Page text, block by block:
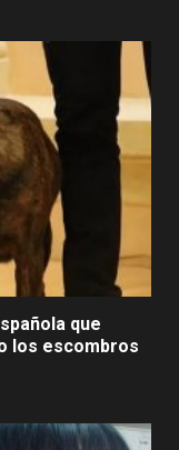
que
los escombros